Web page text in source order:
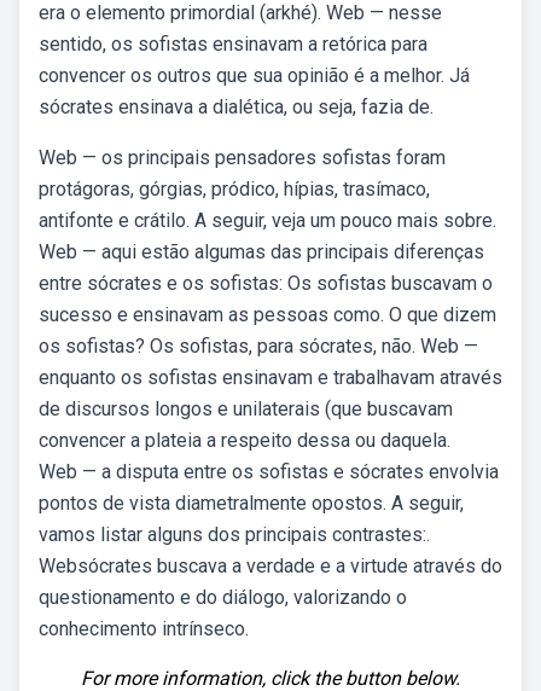
era o elemento primordial (arkhé). Web — nesse
sentido, os sofistas ensinavam a retórica para
convencer os outros que sua opinião é a melhor. Já
sócrates ensinava a dialética, ou seja, fazia de.
Web — os principais pensadores sofistas foram
protágoras, górgias, pródico, hípias, trasímaco,
antifonte e crátilo. A seguir, veja um pouco mais sobre.
Web — aqui estão algumas das principais diferenças
entre sócrates e os sofistas: Os sofistas buscavam o
sucesso e ensinavam as pessoas como. O que dizem
os sofistas? Os sofistas, para sócrates, não. Web —
enquanto os sofistas ensinavam e trabalhavam através
de discursos longos e unilaterais (que buscavam
convencer a plateia a respeito dessa ou daquela.
Web — a disputa entre os sofistas e sócrates envolvia
pontos de vista diametralmente opostos. A seguir,
vamos listar alguns dos principais contrastes:.
Websócrates buscava a verdade e a virtude através do
questionamento e do diálogo, valorizando o
conhecimento intrínseco.
For more information, click the button below.